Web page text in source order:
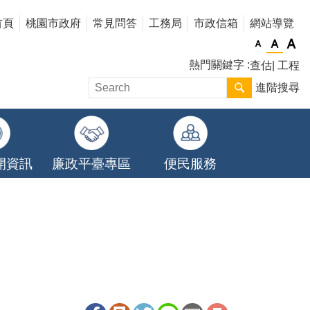
頁 桃園市政府 常見問答 工務局 市政信箱 網站導覽
熱門關鍵字 查估 工程
進階搜尋
資訊 廉政平臺專區 便民服務